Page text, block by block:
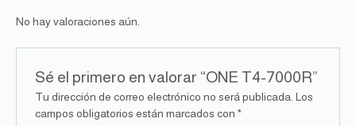
No hay valoraciones aún.
Sé el primero en valorar “ONE T4-7000R”
Tu dirección de correo electrónico no será publicada. Los
campos obligatorios están marcados con*